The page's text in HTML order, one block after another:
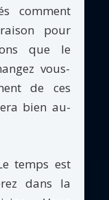
comment
pour
que le
vous-
de ces
bien au-
temps est
dans la